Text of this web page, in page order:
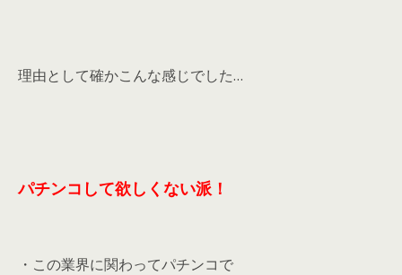
理由として確かこんな感じでした…
パチンコして欲しくない派！
・この業界に関わってパチンコで